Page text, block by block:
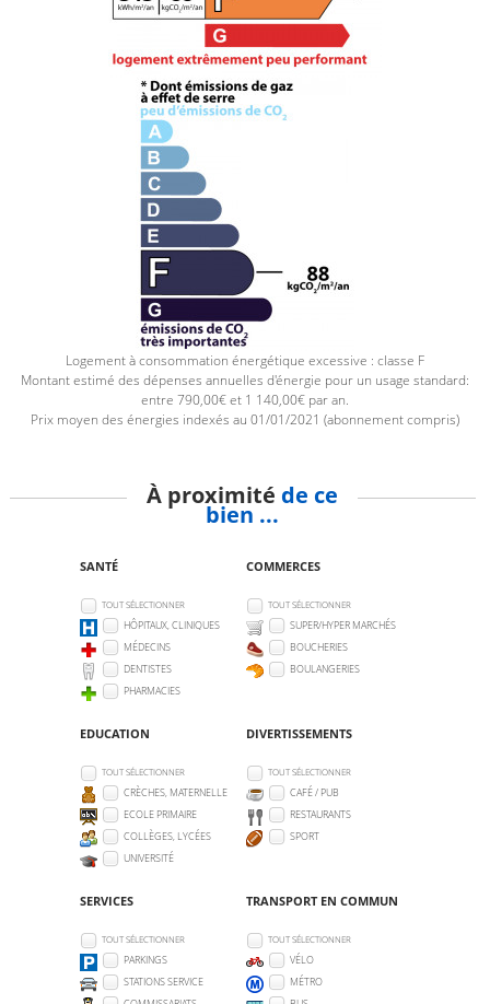
Logement à consommation énergétique excessive : classe F
Montant estimé des dépenses annuelles d'énergie pour un usage standard:
entre 790,00€ et 1 140,00€ par an.
Prix moyen des énergies indexés au 01/01/2021 (abonnement compris)
À proximité de ce
bien ...
SANTÉ
TOUT SÉLECTIONNER
HÔPITAUX, CLINIQUES
MÉDECINS
DENTISTES
PHARMACIES
COMMERCES
TOUT SÉLECTIONNER
SUPER/HYPER MARCHÉS
BOUCHERIES
BOULANGERIES
EDUCATION
TOUT SÉLECTIONNER
CRÈCHES, MATERNELLE
ECOLE PRIMAIRE
COLLÈGES, LYCÉES
UNIVERSITÉ
DIVERTISSEMENTS
TOUT SÉLECTIONNER
CAFÉ / PUB
RESTAURANTS
SPORT
SERVICES
TOUT SÉLECTIONNER
PARKINGS
STATIONS SERVICE
TRANSPORT EN COMMUN
TOUT SÉLECTIONNER
VÉLO
MÉTRO